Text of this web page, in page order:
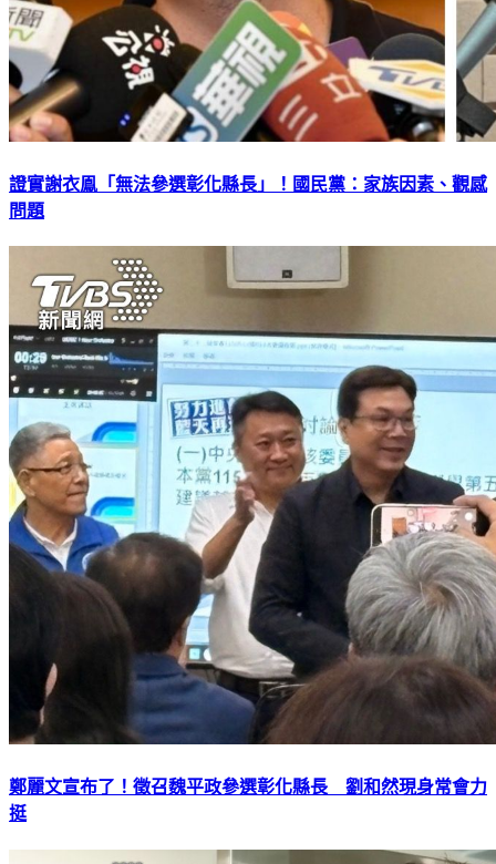
證實謝衣鳯「無法參選彰化縣長」！國民黨：家族因素、觀感
問題
鄭麗文宣布了！徵召魏平政參選彰化縣長 劉和然現身常會力
挺